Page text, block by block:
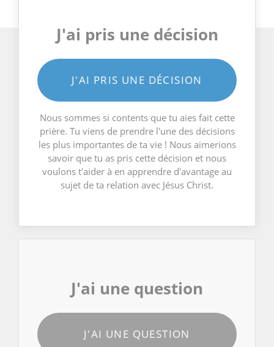
J'ai pris une décision
J'AI PRIS UNE DÉCISION
Nous sommes si contents que tu aies fait cette
prière. Tu viens de prendre l'une des décisions
les plus importantes de ta vie ! Nous aimerions
savoir que tu as pris cette décision et nous
voulons t'aider à en apprendre d'avantage au
sujet de ta relation avec Jésus Christ.
J'ai une question
J'AI UNE QUESTION